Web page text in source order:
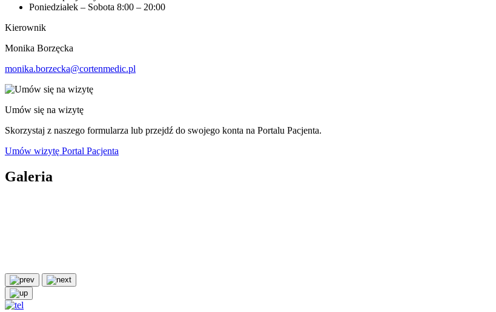
Poniedziałek – Sobota 8:00 – 20:00
Kierownik
Monika Borzęcka
monika.borzecka@cortenmedic.pl
Umów się na wizytę
Skorzystaj z naszego formularza lub przejdź do swojego konta na Portalu Pacjenta.
Umów wizytę Portal Pacjenta
Galeria